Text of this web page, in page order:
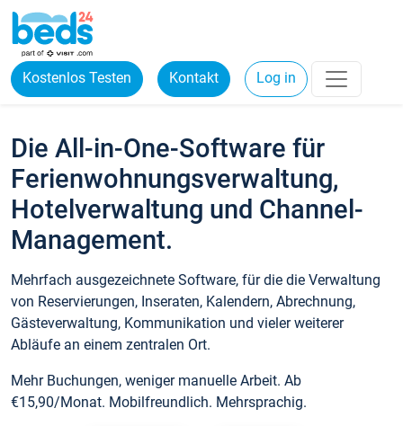
Kostenlos Testen Kontakt Log in
Die All-in-One-Software für
Ferienwohnungsverwaltung,
Hotelverwaltung und Channel-
Management.
Mehrfach ausgezeichnete Software, für die die Verwaltung
von Reservierungen, Inseraten, Kalendern, Abrechnung,
Gästeverwaltung, Kommunikation und vieler weiterer
Abläufe an einem zentralen Ort.
Mehr Buchungen, weniger manuelle Arbeit. Ab
€15,90/Monat. Mobilfreundlich. Mehrsprachig.